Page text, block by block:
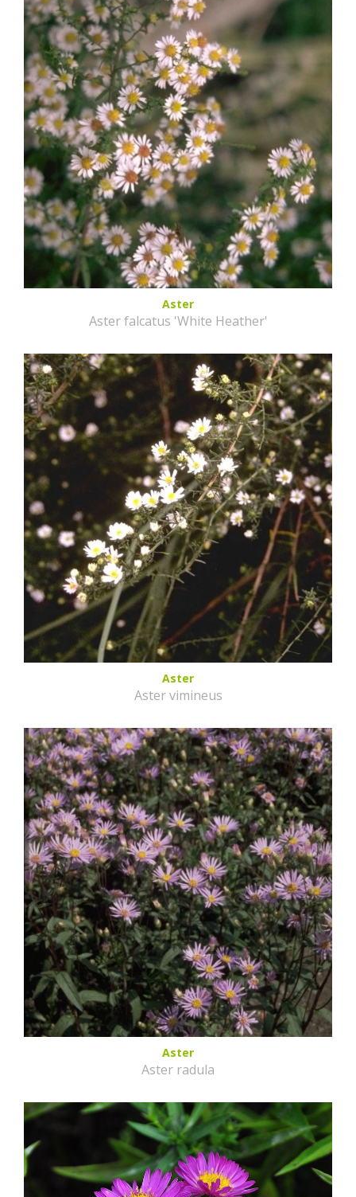
Aster
Aster falcatus 'White Heather'
Aster
Aster vimineus
Aster
Aster radula